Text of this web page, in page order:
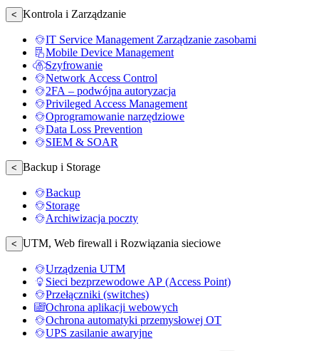
< Kontrola i Zarządzanie
IT Service Management Zarządzanie zasobami
Mobile Device Management
Szyfrowanie
Network Access Control
2FA – podwójna autoryzacja
Privileged Access Management
Oprogramowanie narzędziowe
Data Loss Prevention
SIEM & SOAR
< Backup i Storage
Backup
Storage
Archiwizacja poczty
< UTM, Web firewall i Rozwiązania sieciowe
Urządzenia UTM
Sieci bezprzewodowe AP (Access Point)
Przełączniki (switches)
Ochrona aplikacji webowych
Ochrona automatyki przemysłowej OT
UPS zasilanie awaryjne